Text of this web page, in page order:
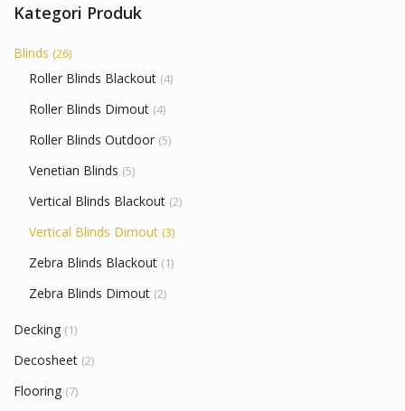
Kategori Produk
Blinds (26)
Roller Blinds Blackout (4)
Roller Blinds Dimout (4)
Roller Blinds Outdoor (5)
Venetian Blinds (5)
Vertical Blinds Blackout (2)
Vertical Blinds Dimout (3)
Zebra Blinds Blackout (1)
Zebra Blinds Dimout (2)
Decking (1)
Decosheet (2)
Flooring (7)